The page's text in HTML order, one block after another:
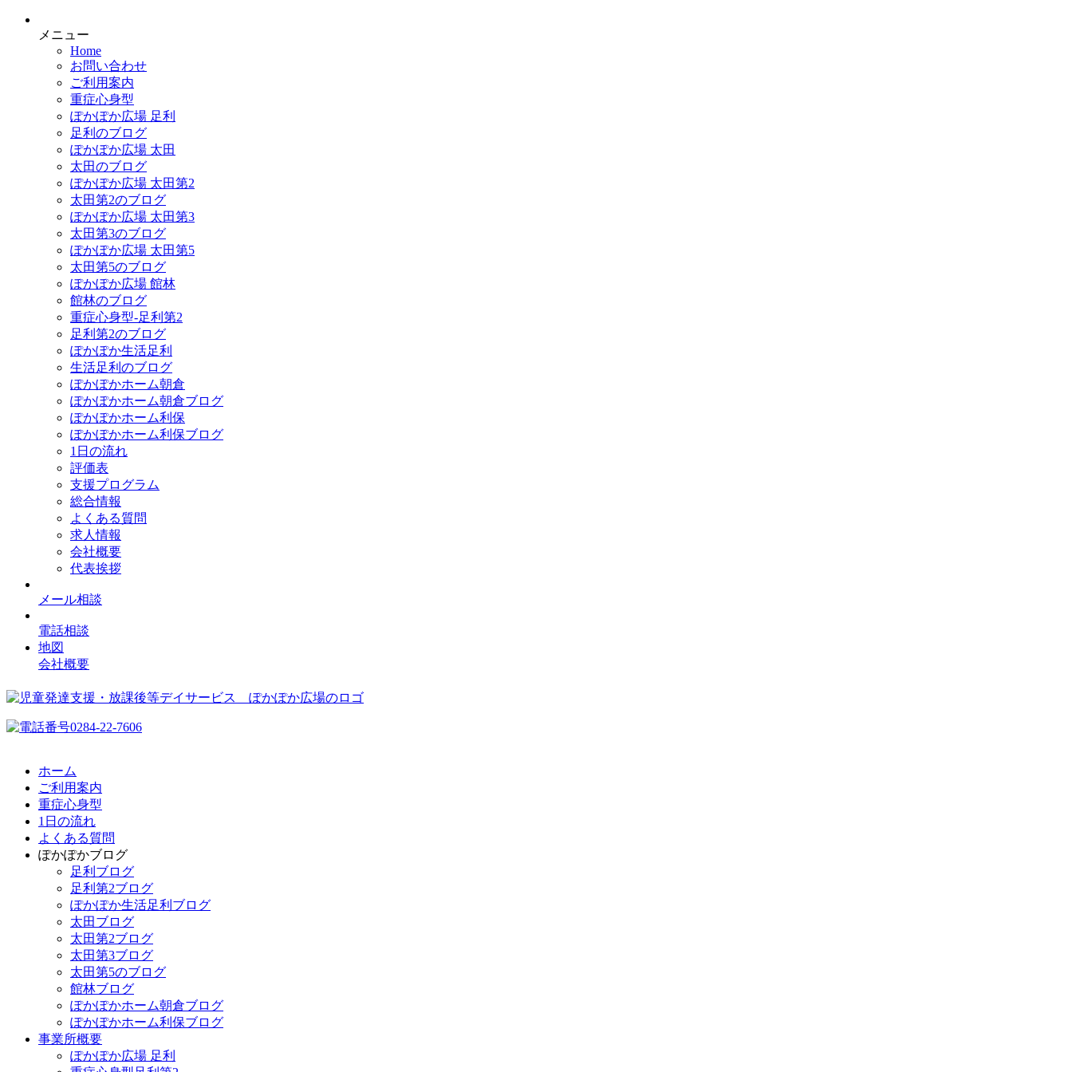
メニュー
Home
お問い合わせ
ご利用案内
重症心身型
ぽかぽか広場 足利
足利のブログ
ぽかぽか広場 太田
太田のブログ
ぽかぽか広場 太田第2
太田第2のブログ
ぽかぽか広場 太田第3
太田第3のブログ
ぽかぽか広場 太田第5
太田第5のブログ
ぽかぽか広場 館林
館林のブログ
重症心身型-足利第2
足利第2のブログ
ぽかぽか生活足利
生活足利のブログ
ぽかぽかホーム朝倉
ぽかぽかホーム朝倉ブログ
ぽかぽかホーム利保
ぽかぽかホーム利保ブログ
1日の流れ
評価表
支援プログラム
総合情報
よくある質問
求人情報
会社概要
代表挨拶
メール相談
電話相談
地図
会社概要
ホーム
ご利用案内
重症心身型
1日の流れ
よくある質問
ぽかぽかブログ
足利ブログ
足利第2ブログ
ぽかぽか生活足利ブログ
太田ブログ
太田第2ブログ
太田第3ブログ
太田第5のブログ
館林ブログ
ぽかぽかホーム朝倉ブログ
ぽかぽかホーム利保ブログ
事業所概要
ぽかぽか広場 足利